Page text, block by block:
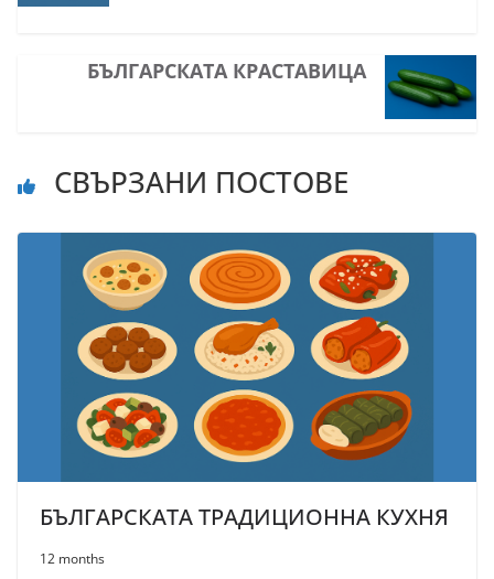
БЪЛГАРСКАТА КРАСТАВИЦА
СВЪРЗАНИ ПОСТОВЕ
БЪЛГАРСКАТА ТРАДИЦИОННА КУХНЯ
12 months